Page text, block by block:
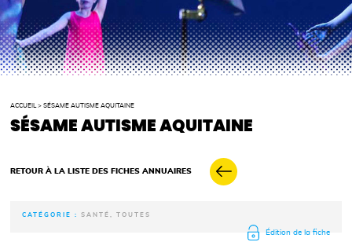
ACCUEIL >SÉSAME AUTISME AQUITAINE
SÉSAME AUTISME AQUITAINE
RETOUR À LA LISTE DES FICHES ANNUAIRES
CATÉGORIE :SANTÉ, TOUTES
Édition de la fiche